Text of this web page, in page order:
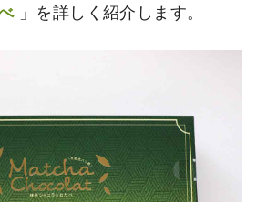
」を詳しく紹介します。